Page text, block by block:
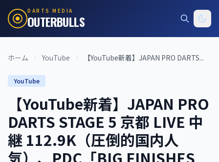
DARTS MEDIA
OUTERBULLS
ホーム YouTube 【YouTube新着】JAPAN PRO DARTS...
YouTube
【YouTube新着】JAPAN PRO
DARTS STAGE 5 京都 LIVE 中
継 112.9K（圧倒的国内人
気）、PDC「BIG FINISHES